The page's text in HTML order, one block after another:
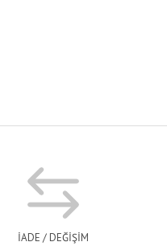
İADE / DEĞİŞİM